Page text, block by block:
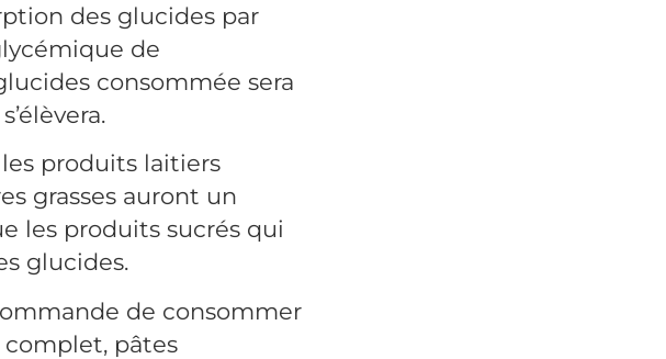
des glucides par
de
consommée sera
produits laitiers
grasses auront un
les produits sucrés qui
glucides.
de consommer
pâtes